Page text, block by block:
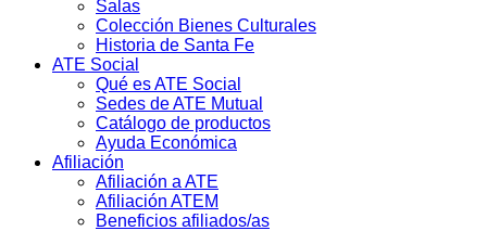
Salas
Colección Bienes Culturales
Historia de Santa Fe
ATE Social
Qué es ATE Social
Sedes de ATE Mutual
Catálogo de productos
Ayuda Económica
Afiliación
Afiliación a ATE
Afiliación ATEM
Beneficios afiliados/as